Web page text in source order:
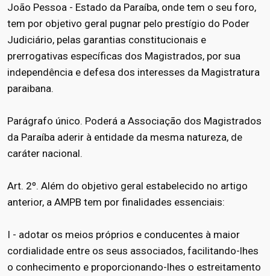
João Pessoa - Estado da Paraíba, onde tem o seu foro,
tem por objetivo geral pugnar pelo prestígio do Poder
Judiciário, pelas garantias constitucionais e
prerrogativas específicas dos Magistrados, por sua
independência e defesa dos interesses da Magistratura
paraibana.
Parágrafo único. Poderá a Associação dos Magistrados
da Paraíba aderir à entidade da mesma natureza, de
caráter nacional.
Art. 2º. Além do objetivo geral estabelecido no artigo
anterior, a AMPB tem por finalidades essenciais:
I - adotar os meios próprios e conducentes à maior
cordialidade entre os seus associados, facilitando-lhes
o conhecimento e proporcionando-lhes o estreitamento